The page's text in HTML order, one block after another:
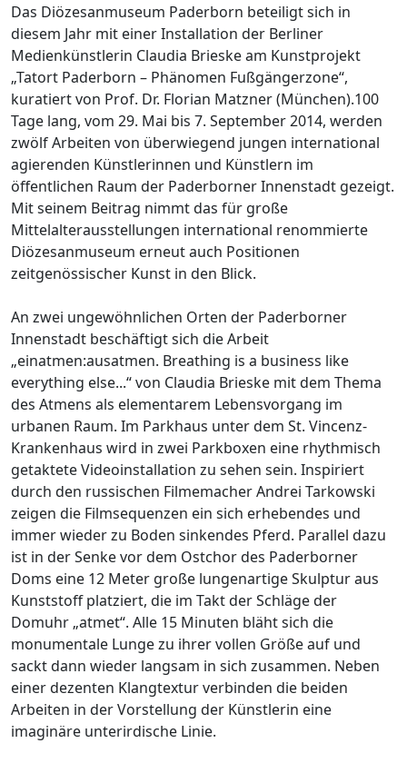
Das Diözesanmuseum Paderborn beteiligt sich in
diesem Jahr mit einer Installation der Berliner
Medienkünstlerin Claudia Brieske am Kunstprojekt
„Tatort Paderborn – Phänomen Fußgängerzone“,
kuratiert von Prof. Dr. Florian Matzner (München).100
Tage lang, vom 29. Mai bis 7. September 2014, werden
zwölf Arbeiten von überwiegend jungen international
agierenden Künstlerinnen und Künstlern im
öffentlichen Raum der Paderborner Innenstadt gezeigt.
Mit seinem Beitrag nimmt das für große
Mittelalterausstellungen international renommierte
Diözesanmuseum erneut auch Positionen
zeitgenössischer Kunst in den Blick.
An zwei ungewöhnlichen Orten der Paderborner
Innenstadt beschäftigt sich die Arbeit
„einatmen:ausatmen. Breathing is a business like
everything else...“ von Claudia Brieske mit dem Thema
des Atmens als elementarem Lebensvorgang im
urbanen Raum. Im Parkhaus unter dem St. Vincenz-
Krankenhaus wird in zwei Parkboxen eine rhythmisch
getaktete Videoinstallation zu sehen sein. Inspiriert
durch den russischen Filmemacher Andrei Tarkowski
zeigen die Filmsequenzen ein sich erhebendes und
immer wieder zu Boden sinkendes Pferd. Parallel dazu
ist in der Senke vor dem Ostchor des Paderborner
Doms eine 12 Meter große lungenartige Skulptur aus
Kunststoff platziert, die im Takt der Schläge der
Domuhr „atmet“. Alle 15 Minuten bläht sich die
monumentale Lunge zu ihrer vollen Größe auf und
sackt dann wieder langsam in sich zusammen. Neben
einer dezenten Klangtextur verbinden die beiden
Arbeiten in der Vorstellung der Künstlerin eine
imaginäre unterirdische Linie.